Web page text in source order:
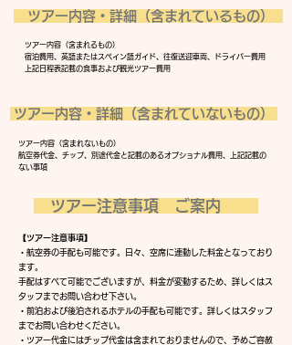
ツアー内容・詳細（含まれているもの）
ツアー内容（含まれるもの）
宿泊費用、英語またはスペイン語ガイド、往復送迎車両、ドライバー費用
上記日程表記載の食事および観光ツアー費用
ツアー内容・詳細（含まれていないもの）
​ツアー内容（含まれないもの）
航空券代金、チップ、別途代金と記載のあるオプショナル費用、上記記載の
ない事項
ツアー注意事項 ご案内
​【ツアー注意事項】
・航空券の手配も可能です。日々、空席に連動した料金となっており
ます。
手配はすべて可能でございますが、料金が変動するため、詳しくはス
タッフまでお問い合わせ下さい。
・前泊および後泊されるホテルの手配も可能です。詳しくはスタッフ
までお問い合わせください。
・ツアー代金にはチップ代金は含まれておりませんので、予めご容赦